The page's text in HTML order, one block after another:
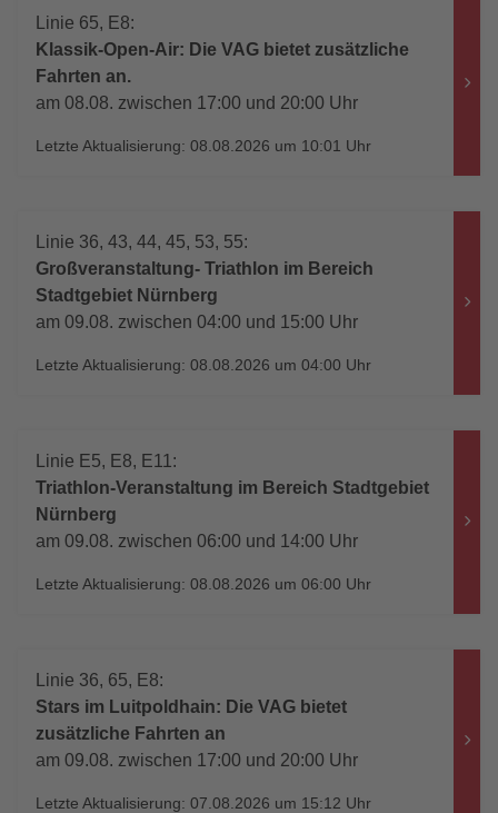
Linie 65, E8:
Klassik-Open-Air: Die VAG bietet zusätzliche
Fahrten an.
am 08.08. zwischen 17:00 und 20:00 Uhr
Letzte Aktualisierung: 08.08.2026 um 10:01 Uhr
Linie 36, 43, 44, 45, 53, 55:
Großveranstaltung- Triathlon im Bereich
Stadtgebiet Nürnberg
am 09.08. zwischen 04:00 und 15:00 Uhr
Letzte Aktualisierung: 08.08.2026 um 04:00 Uhr
Linie E5, E8, E11:
Triathlon-Veranstaltung im Bereich Stadtgebiet
Nürnberg
am 09.08. zwischen 06:00 und 14:00 Uhr
Letzte Aktualisierung: 08.08.2026 um 06:00 Uhr
Linie 36, 65, E8:
Stars im Luitpoldhain: Die VAG bietet
zusätzliche Fahrten an
am 09.08. zwischen 17:00 und 20:00 Uhr
Letzte Aktualisierung: 07.08.2026 um 15:12 Uhr